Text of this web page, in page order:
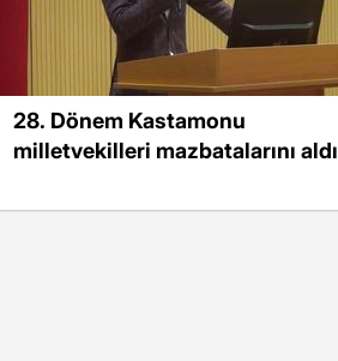
28. Dönem Kastamonu
milletvekilleri mazbatalarını aldı